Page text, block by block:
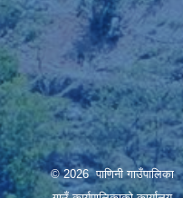
© 2026 पाणिनी गाउँपालिका